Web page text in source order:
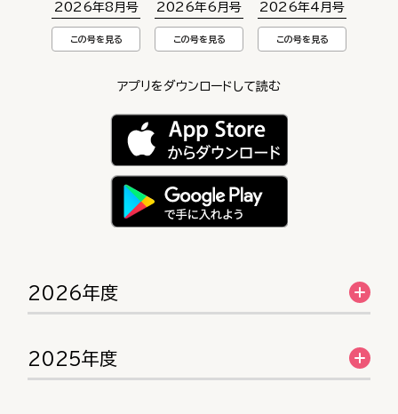
2026年8月号
この号を見る
2026年6月号
この号を見る
2026年4月号
この号を見る
アプリをダウンロードして読む
2026年度
2025年度